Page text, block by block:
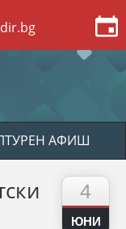
АФИШ
4
ЮНИ